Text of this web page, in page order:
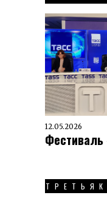
12.05.2026
Фестиваль